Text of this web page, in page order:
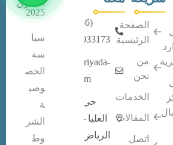
الصفحة
الرئيسية
من
نحن
الخدمات
المقالات
اتصل
(+966)
920033173
info@riyada-
ksa.com
حي
العليا -
الرياض
الحقوق
2025
سيا
سة
الخص
وصي
ة
الشر
وط